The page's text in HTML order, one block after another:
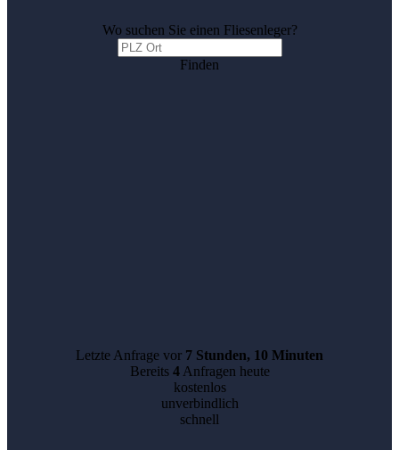
Wo suchen Sie einen Fliesenleger?
Finden
Letzte Anfrage vor 7 Stunden, 10 Minuten
Bereits 4Anfragen heute
kostenlos
unverbindlich
schnell